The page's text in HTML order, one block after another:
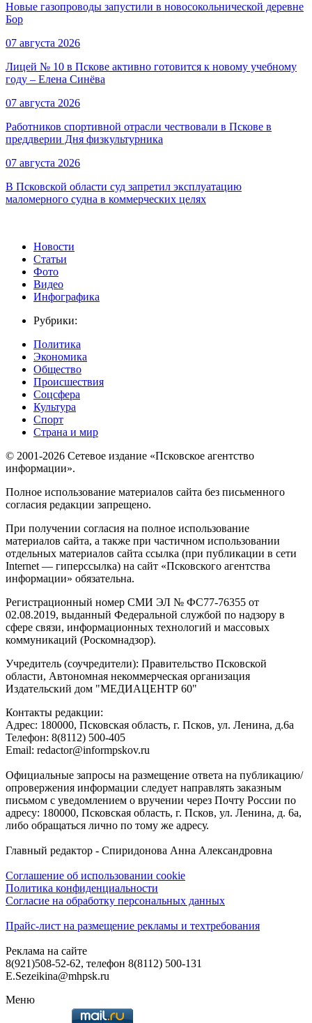
Новые газопроводы запустили в новосокольнической деревне
Бор
07 августа 2026
Лицей № 10 в Пскове активно готовится к новому учебному
году – Елена Синёва
07 августа 2026
Работников спортивной отрасли чествовали в Пскове в
преддверии Дня физкультурника
07 августа 2026
В Псковской области суд запретил эксплуатацию
маломерного судна в коммерческих целях
Новости
Статьи
Фото
Видео
Инфографика
Рубрики:
Политика
Экономика
Общество
Происшествия
Соцсфера
Культура
Спорт
Страна и мир
© 2001-2026 Сетевое издание «Псковское агентство
информации».
Полное использование материалов сайта без письменного
согласия редакции запрещено.
При получении согласия на полное использование
материалов сайта, а также при частичном использовании
отдельных материалов сайта ссылка (при публикации в сети
Internet — гиперссылка) на сайт «Псковского агентства
информации» обязательна.
Регистрационный номер СМИ ЭЛ № ФС77-76355 от
02.08.2019, выданный Федеральной службой по надзору в
сфере связи, информационных технологий и массовых
коммуникаций (Роскомнадзор).
Учредитель (соучредители): Правительство Псковской
области, Автономная некоммерческая организация
Издательский дом "МЕДИАЦЕНТР 60"
Контакты редакции:
Адреc: 180000, Псковская область, г. Псков, ул. Ленина, д.6а
Телефон: 8(8112) 500-405
Email: redactor@informpskov.ru
Официальные запросы на размещение ответа на публикацию/
опровержения информации следует направлять заказным
письмом с уведомлением о вручении через Почту России по
адресу: 180000, Псковская область, г. Псков, ул. Ленина, д. 6а,
либо обращаться лично по тому же адресу.
Главный редактор - Спиридонова Анна Александровна
Соглашение об использовании cookie
Политика конфиденциальности
Согласие на обработку персональных данных
Прайс-лист на размещение рекламы и техтребования
Реклама на сайте
8(921)508-52-62, телефон 8(8112) 500-131
E.Sezeikina@mhpsk.ru
Меню